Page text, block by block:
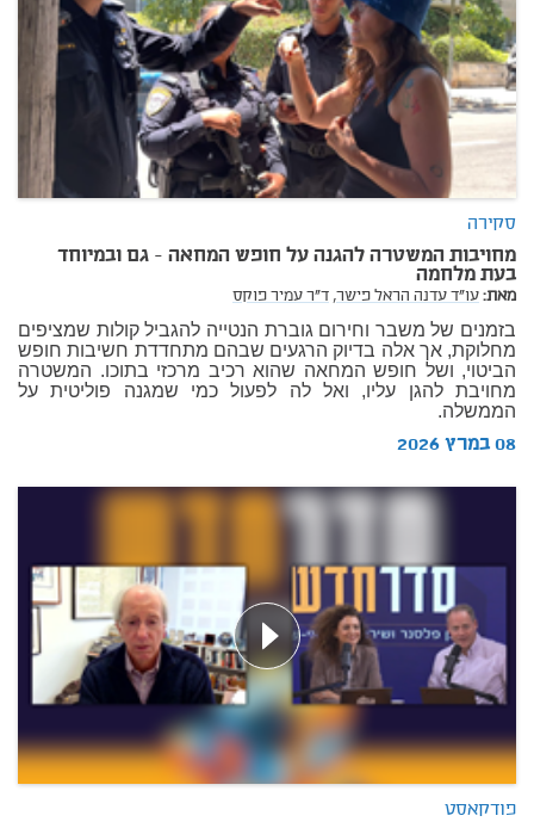
סקירה
מחויבות המשטרה להגנה על חופש המחאה - גם ובמיוחד
בעת מלחמה
מאת:עו"ד עדנה הראל פישר, ד"ר עמיר פוקס
בזמנים של משבר וחירום גוברת הנטייה להגביל קולות שמציפים
מחלוקת, אך אלה בדיוק הרגעים שבהם מתחדדת חשיבות חופש
הביטוי, ושל חופש המחאה שהוא רכיב מרכזי בתוכו. המשטרה
מחויבת להגן עליו, ואל לה לפעול כמי שמגנה פוליטית על
הממשלה.
08 במרץ 2026
פודקאסט